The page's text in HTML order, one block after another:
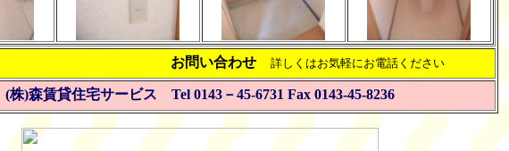
問い合わせ 詳しくはお気軽にお電話ください
(株)森賃貸住宅サービス Tel 0143－45-6731 Fax 0143-45-8236